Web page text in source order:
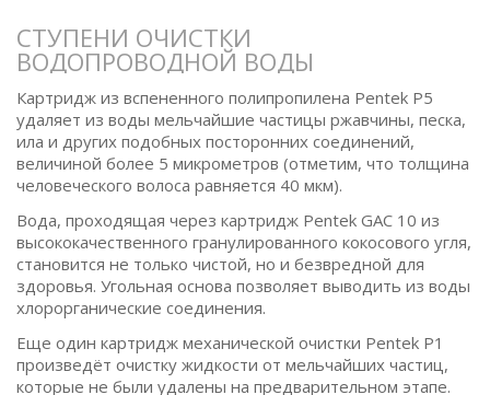
СТУПЕНИ ОЧИСТКИ
ВОДОПРОВОДНОЙ ВОДЫ
Картридж из вспененного полипропилена Pentek P5
удаляет из воды мельчайшие частицы ржавчины, песка,
ила и других подобных посторонних соединений,
величиной более 5 микрометров (отметим, что толщина
человеческого волоса равняется 40 мкм).
Вода, проходящая через картридж Pentek GAC 10 из
высококачественного гранулированного кокосового угля,
становится не только чистой, но и безвредной для
здоровья. Угольная основа позволяет выводить из воды
хлорорганические соединения.
Еще один картридж механической очистки Pentek P1
произведёт очистку жидкости от мельчайших частиц,
которые не были удалены на предварительном этапе.